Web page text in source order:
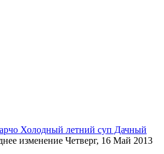
Холодный летний суп Дачный
изменение Четверг, 16 Май 2013